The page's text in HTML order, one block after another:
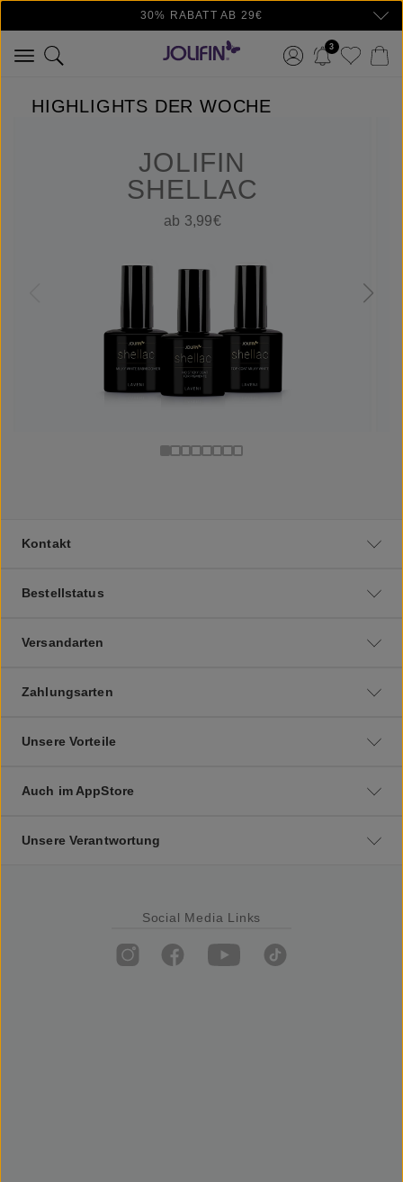
Zum Hauptinhalt springen30% RABATT AB 29€
3
HIGHLIGHTS DER WOCHE
JOLIFIN
SHELLAC
ab 3,99€
Kontakt
Bestellstatus
Versandarten
Zahlungsarten
Unsere Vorteile
Auch im AppStore
Unsere Verantwortung
Social Media Links